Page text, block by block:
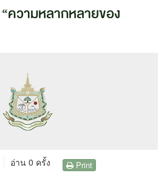
“ความหลากหลายของ
อ่าน 0 ครั้ง Print